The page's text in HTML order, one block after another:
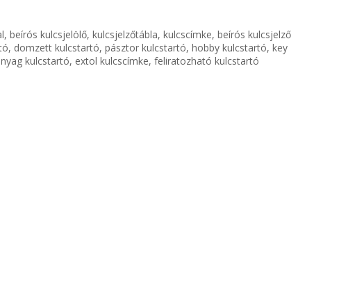
kulcsjelölő, kulcsjelzőtábla, kulcscímke, beírós kulcsjelző
domzett kulcstartó, pásztor kulcstartó, hobby kulcstartó, key
kulcstartó, extol kulcscímke, feliratozható kulcstartó